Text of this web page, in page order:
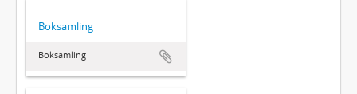
Boksamling
Boksamling